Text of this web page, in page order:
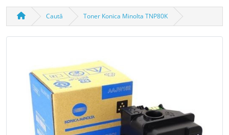
Caută Toner Konica Minolta TNP80K